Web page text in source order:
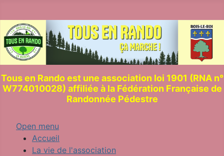
Tous en Rando est une association loi 1901 (RNA n°
W774010028) affiliée à la Fédération Française de
Randonnée Pédestre
Open menu
Accueil
La vie de l'association